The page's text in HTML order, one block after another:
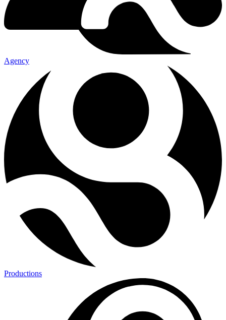
Agency
Productions